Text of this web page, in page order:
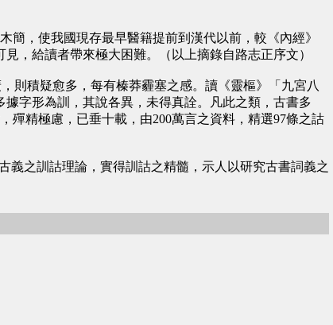
，使我國現存最早醫籍提前到漢代以前，較《內經》
，給讀者帶來極大困難。（以上摘錄自路志正序文）
積疑愈多，每有榛莽霾塞之感。讀《靈樞》「九宮八
字形為訓，其說各異，未得真詮。凡此之類，古書多
殫精極慮，已垂十載，由200萬言之資料，精選97條之詁
之訓詁理論，實得訓詁之精髓，示人以研究古書詞義之